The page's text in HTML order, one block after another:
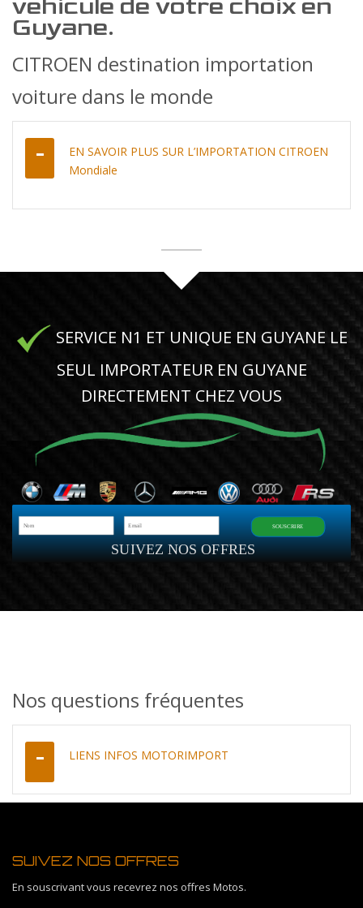
vehicule de votre choix en
Guyane.
CITROEN destination importation
voiture dans le monde
EN SAVOIR PLUS SUR L’IMPORTATION CITROEN
Mondiale
SERVICE N1 ET UNIQUE EN GUYANE LE
SEUL IMPORTATEUR EN GUYANE
DIRECTEMENT CHEZ VOUS
SUIVEZ NOS OFFRES
SOUSCRIRE
Nos questions fréquentes
LIENS INFOS MOTORIMPORT
SUIVEZ NOS OFFRES
En souscrivant vous recevrez nos offres Motos.